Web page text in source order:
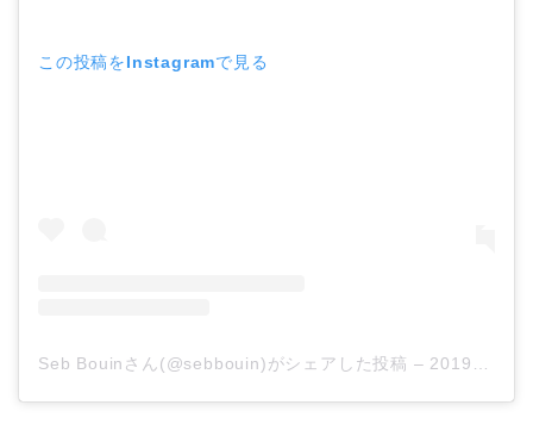
この投稿をInstagramで見る
Seb Bouinさん(@sebbouin)がシェアした投稿 – 2019年 9月月6日午前1時42分PDT